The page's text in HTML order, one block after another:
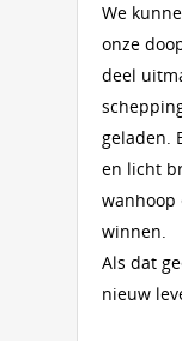
We
onze
deel
geladen.
en licht
winnen.
Als dat
nieuw